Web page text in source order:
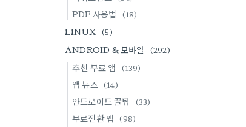
PDF 사용법 (18)
LINUX (5)
ANDROID & 모바일 (292)
추천 무료 앱 (139)
앱 뉴스 (14)
안드로이드 꿀팁 (33)
무료전환 앱 (98)